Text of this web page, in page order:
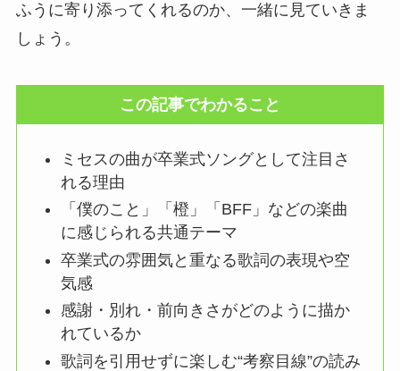
ふうに寄り添ってくれるのか、一緒に見ていきま
しょう。
この記事でわかること
ミセスの曲が卒業式ソングとして注目さ
れる理由
「僕のこと」「橙」「BFF」などの楽曲
に感じられる共通テーマ
卒業式の雰囲気と重なる歌詞の表現や空
気感
感謝・別れ・前向きさがどのように描か
れているか
歌詞を引用せずに楽しむ“考察目線”の読み